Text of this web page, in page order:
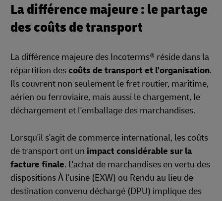
La différence majeure : le partage
des coûts de transport
La différence majeure des Incoterms® réside dans la
répartition descoûts de transport et l'organisation.
Ils couvrent non seulement le fret routier, maritime,
aérien ou ferroviaire, mais aussi le chargement, le
déchargement et l'emballage des marchandises.
Lorsqu'il s'agit de commerce international, les coûts
de transport ont un impact considérable sur la
facture finale. L'achat de marchandises en vertu des
dispositions À l'usine (EXW) ou Rendu au lieu de
destination convenu déchargé (DPU) implique des